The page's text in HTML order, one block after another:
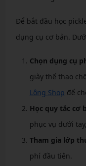
Để bắt đầu học
dụng cụ cơ bản.
Chọn dụng cụ
giày thể thao
Lông Shop để
Học quy tắc cơ
phục vụ dưới
Tham gia lớp
phí đầu tiên.